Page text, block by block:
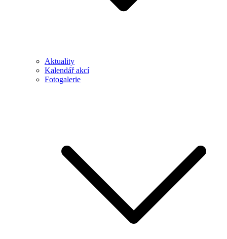
Aktuality
Kalendář akcí
Fotogalerie